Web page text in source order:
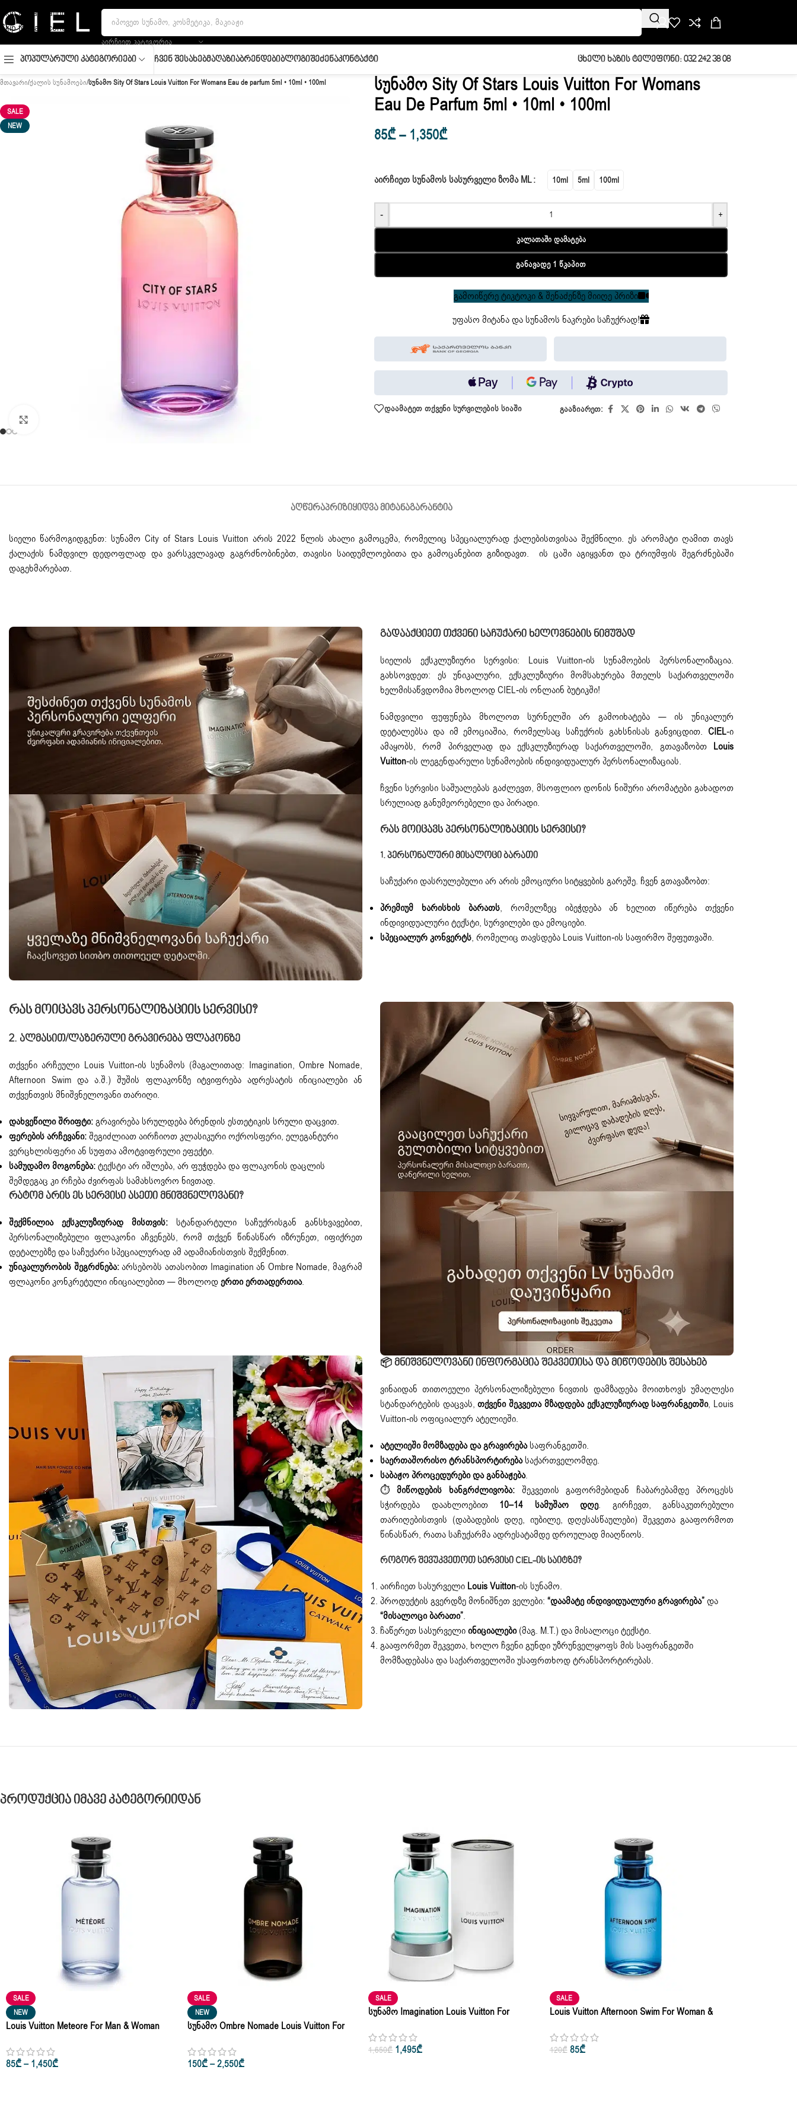
Skip to navigation
Skip to main content
ᲐᲘᲠᲩᲘᲔᲗ ᲙᲐᲢᲔᲒᲝᲠᲘᲐ
Პოპულარული Კატეგორიები Ჩვენ ᲨესახებᲛაღაზიაᲑრენდებიᲑლოგიᲨეძენაᲙონტაქტი Ცხელი Ხაზის Ტელეფონი: 032 242 38 08
მთავარი/ქალის სუნამოები/სუნამო Sity Of Stars Louis Vuitton For Womans Eau de parfum 5ml • 10ml • 100ml
SALE
NEW
Სუნამო Sity Of Stars Louis Vuitton For Womans
Eau De Parfum 5ml • 10ml • 100ml
85₾– 1,350₾
ᲐᲘᲠᲩᲘᲔᲗ ᲡᲣᲜᲐᲛᲝᲡ ᲡᲐᲡᲣᲠᲕᲔᲚᲘ ᲖᲝᲛᲐ ML 10ml 5ml 100ml
- +
Კალათაში Დამატება
Განავადე 1 Წკაპით
გამოიწერე ტიკტოკი & შენაძენზე მიიღე პრიზი
უფასო მიტანა და სუნამოს ნაკრები საჩუქრად!
დაამატეთ თქვენი სურვილების სიაში გააზიარეთ:
ᲐᲦᲬᲔᲠᲐᲞᲠᲘᲖᲘᲧᲘᲓᲕᲐ ᲛᲘᲢᲐᲜᲐᲒᲐᲠᲐᲜᲢᲘᲐ
სიელი წარმოგიდგენთ: სუნამო City of Stars Louis Vuitton არის 2022 წლის ახალი გამოცემა, რომელიც სპეციალურად ქალებისთვისაა შექმნილი. ეს არომატი ღამით თავს
ქალაქის ნამდვილ დედოფლად და ვარსკვლავად გაგრძნობინებთ, თავისი საიდუმლოებითა და გამოცანებით გიზიდავთ. ის ცაში აგიყვანთ და ტრიუმფის შეგრძნებაში
დაგეხმარებათ.
Გადააქციეთ Თქვენი Საჩუქარი Ხელოვნების Ნიმუშად
სიელის ექსკლუზიური სერვისი: Louis Vuitton-ის სუნამოების პერსონალიზაცია.
გახსოვდეთ: ეს უნიკალური, ექსკლუზიური მომსახურება მთელს საქართველოში
ხელმისაწვდომია მხოლოდ CIEL-ის ონლაინ ბუტიკში!
ნამდვილი ფუფუნება მხოლოთ სურნელში არ გამოიხატება — ის უნიკალურ
დეტალებსა და იმ ემოციაშია, რომელსაც საჩუქრის გახსნისას განვიცდით. CIEL-ი
ამაყობს, რომ პირველად და ექსკლუზიურად საქართველოში, გთავაზობთ Louis
Vuitton-ის ლეგენდარული სუნამოების ინდივიდუალურ პერსონალიზაციას.
ჩვენი სერვისი საშუალებას გაძლევთ, მსოფლიო დონის ნიშური არომატები გახადოთ
სრულიად განუმეორებელი და პირადი.
Რას Მოიცავს Პერსონალიზაციის Სერვისი?
1.Პერსონალური Მისალოცი Ბარათი
საჩუქარი დასრულებული არ არის ემოციური სიტყვების გარეშე. ჩვენ გთავაზობთ:
პრემიუმ ხარისხის ბარათს, რომელზეც იბეჭდება ან ხელით იწერება თქვენი
ინდივიდუალური ტექსტი, სურვილები და ემოციები.
სპეციალურ კონვერტს, რომელიც თავსდება Louis Vuitton-ის საფირმო შეფუთვაში.
Რას Მოიცავს Პერსონალიზაციის Სერვისი?
2. Ალმასით/ლაზერული Გრავირება Ფლაკონზე
თქვენი არჩეული Louis Vuitton-ის სუნამოს (მაგალითად: Imagination, Ombre Nomade,
Afternoon Swim და ა.შ.) შუშის ფლაკონზე იტვიფრება ადრესატის ინიციალები ან
თქვენთვის მნიშვნელოვანი თარიღი.
დახვეწილი შრიფტი:გრავირება სრულდება ბრენდის ესთეტიკის სრული დაცვით.
ფერების არჩევანი:შეგიძლიათ აირჩიოთ კლასიკური ოქროსფერი, ელეგანტური
ვერცხლისფერი ან სუფთა ამოტვიფრული ეფექტი.
სამუდამო მოგონება:ტექსტი არ იშლება, არ ფუჭდება და ფლაკონის დაცლის
შემდეგაც კი რჩება ძვირფას სამახსოვრო ნივთად.
Რატომ Არის Ეს Სერვისი Ასეთი Მნიშვნელოვანი?
შექმნილია ექსკლუზიურად მისთვის: სტანდარტული საჩუქრისგან განსხვავებით,
პერსონალიზებული ფლაკონი აჩვენებს, რომ თქვენ წინასწარ იზრუნეთ, იფიქრეთ
დეტალებზე და საჩუქარი სპეციალურად ამ ადამიანისთვის შექმენით.
უნიკალურობის შეგრძნება:არსებობს ათასობით Imagination ან Ombre Nomade, მაგრამ
ფლაკონი კონკრეტული ინიციალებით — მხოლოდერთი ერთადერთია.
📦 Მნიშვნელოვანი Ინფორმაცია Შეკვეთისა Და Მიწოდების Შესახებ
ვინაიდან თითოეული პერსონალიზებული ნივთის დამზადება მოითხოვს უმაღლესი
სტანდარტების დაცვას,თქვენი შეკვეთა მზადდება ექსკლუზიურად საფრანგეთში, Louis
Vuitton-ის ოფიციალურ ატელიეში.
ატელიეში მომზადება და გრავირებასაფრანგეთში.
საერთაშორისო ტრანსპორტირებასაქართველომდე.
საბაჟო პროცედურები და განბაჟება.
⏱️ მიწოდების ხანგრძლივობა:შეკვეთის გაფორმებიდან ჩაბარებამდე პროცესს
სჭირდება დაახლოებით 10–14 სამუშაო დღე. გირჩევთ, განსაკუთრებული
თარიღებისთვის (დაბადების დღე, იუბილე, დღესასწაულები) შეკვეთა გააფორმოთ
წინასწარ, რათა საჩუქარმა ადრესატამდე დროულად მიაღწიოს.
Როგორ Შევუკვეთოთ Სერვისი CIEL-Ის Საიტზე?
აირჩიეთ სასურველი Louis Vuitton-ის სუნამო.
პროდუქტის გვერდზე მონიშნეთ ველები: “დაამატე ინდივიდუალური გრავირება”და
“მისალოცი ბარათი”.
ჩაწერეთ სასურველიინიციალები(მაგ. M.T.) და მისალოცი ტექსტი.
გააფორმეთ შეკვეთა, ხოლო ჩვენი გუნდი უზრუნველყოფს მის საფრანგეთში
მომზადებასა და საქართველოში უსაფრთხოდ ტრანსპორტირებას.
Პროდუქცია Იმავე Კატეგორიიდან
SALE
NEW
Louis Vuitton Meteore For Man & Woman
85₾– 1,450₾
SALE
NEW
Სუნამო Ombre Nomade Louis Vuitton For
150₾ – 2,550₾
SALE
Სუნამო Imagination Louis Vuitton For
100ml
1,650₾ 1,495₾
SALE
Louis Vuitton Afternoon Swim For Woman &
120₾ 85₾